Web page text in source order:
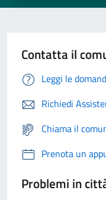
Contatta il
Leggi le
Richiedi
Chiama il
Prenota un
Problemi in